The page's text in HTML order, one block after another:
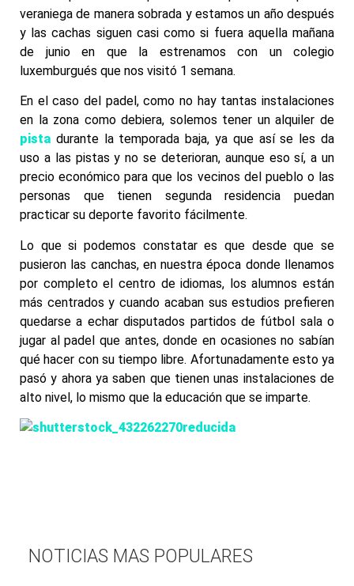
veraniega de manera sobrada y estamos un año después
y las cachas siguen casi como si fuera aquella mañana
de junio en que la estrenamos con un colegio
luxemburgués que nos visitó 1 semana.
En el caso del padel, como no hay tantas instalaciones
en la zona como debiera, solemos tener un alquiler de
pista durante la temporada baja, ya que así se les da
uso a las pistas y no se deterioran, aunque eso sí, a un
precio económico para que los vecinos del pueblo o las
personas que tienen segunda residencia puedan
practicar su deporte favorito fácilmente.
Lo que si podemos constatar es que desde que se
pusieron las canchas, en nuestra época donde llenamos
por completo el centro de idiomas, los alumnos están
más centrados y cuando acaban sus estudios prefieren
quedarse a echar disputados partidos de fútbol sala o
jugar al padel que antes, donde en ocasiones no sabían
qué hacer con su tiempo libre. Afortunadamente esto ya
pasó y ahora ya saben que tienen unas instalaciones de
alto nivel, lo mismo que la educación que se imparte.
NOTICIAS MAS POPULARES